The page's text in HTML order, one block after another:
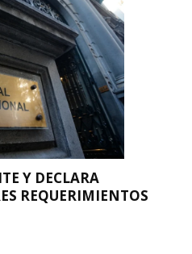
Y DECLARA
REQUERIMIENTOS